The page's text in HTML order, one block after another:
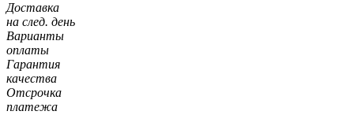
Доставка
на след. день
Варианты
оплаты
Гарантия
качества
Отсрочка
платежа